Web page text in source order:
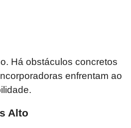
Há obstáculos concretos
enfrentam ao
Alto